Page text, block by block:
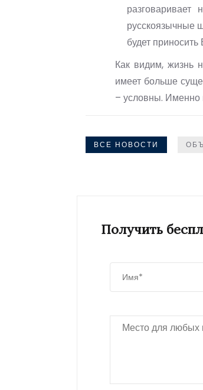
русскоязычные
будет
Как видим, жизнь
имеет больше
– условны. Именно
ВСЕ НОВОСТИ
Получить